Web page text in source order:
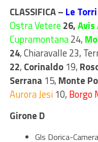
CLASSIFICA – Le
Ostra Vetere26,Avis
Cupramontana24,
24, Chiaravalle 23,
22, Corinaldo 19,
Serrana 15, Monte
Aurora Jesi10, Borgo
Girone D
Gls Dorica-